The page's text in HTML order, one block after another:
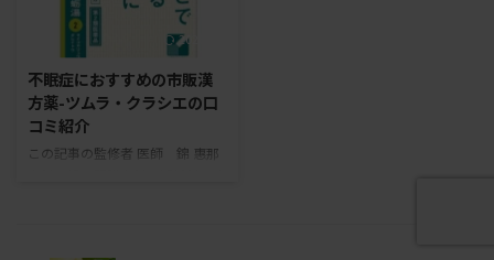
2026/8/6
不眠症におすすめの市販漢
方薬-ツムラ・クラシエの口
コミ紹介
この記事の監修者 医師 錦 惠那